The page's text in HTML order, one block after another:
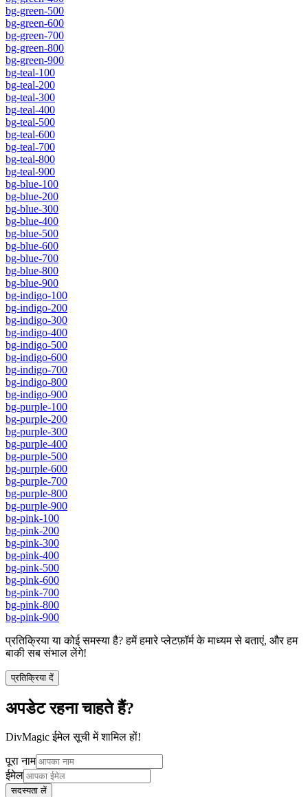
bg-green-500
bg-green-600
bg-green-700
bg-green-800
bg-green-900
bg-teal-100
bg-teal-200
bg-teal-300
bg-teal-400
bg-teal-500
bg-teal-600
bg-teal-700
bg-teal-800
bg-teal-900
bg-blue-100
bg-blue-200
bg-blue-300
bg-blue-400
bg-blue-500
bg-blue-600
bg-blue-700
bg-blue-800
bg-blue-900
bg-indigo-100
bg-indigo-200
bg-indigo-300
bg-indigo-400
bg-indigo-500
bg-indigo-600
bg-indigo-700
bg-indigo-800
bg-indigo-900
bg-purple-100
bg-purple-200
bg-purple-300
bg-purple-400
bg-purple-500
bg-purple-600
bg-purple-700
bg-purple-800
bg-purple-900
bg-pink-100
bg-pink-200
bg-pink-300
bg-pink-400
bg-pink-500
bg-pink-600
bg-pink-700
bg-pink-800
bg-pink-900
प्रतिक्रिया या कोई समस्या है? हमें हमारे प्लेटफ़ॉर्म के माध्यम से बताएं, और हम
बाकी सब संभाल लेंगे!
प्रतिक्रिया दें
अपडेट रहना चाहते हैं?
DivMagic ईमेल सूची में शामिल हों!
पूरा नाम
ईमेल
सदस्यता लें